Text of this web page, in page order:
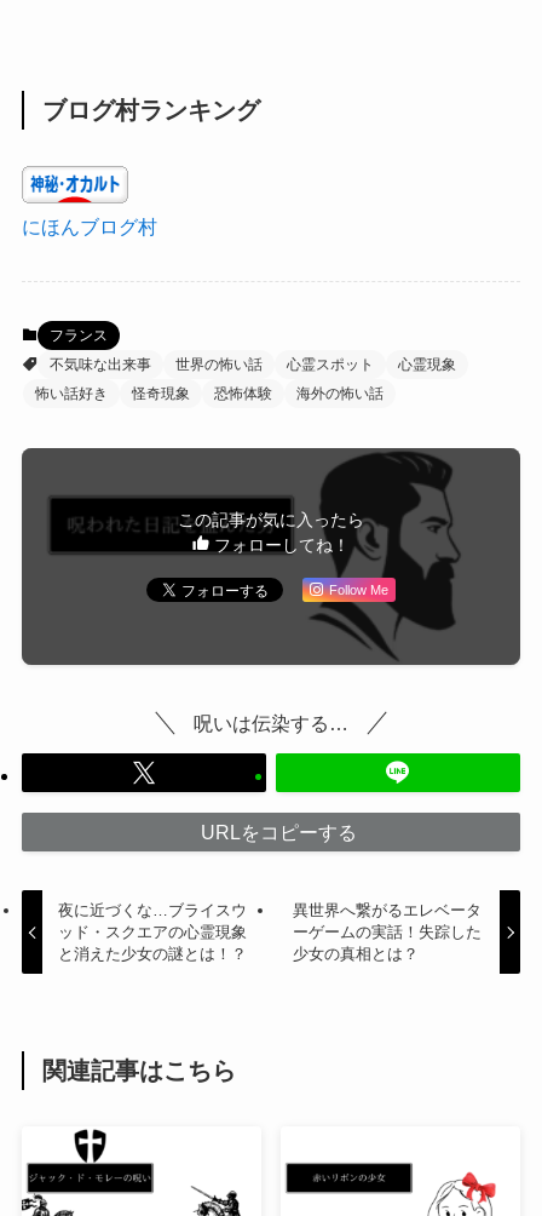
ブログ村ランキング
にほんブログ村
フランス
不気味な出来事
世界の怖い話 心霊スポット
心霊現象
怖い話好き
怪奇現象 恐怖体験 海外の怖い話
この記事が気に入ったら
フォローしてね！
Follow Me
呪いは伝染する…
URLをコピーする
夜に近づくな…ブライスウ
ッド・スクエアの心霊現象
と消えた少女の謎とは！？
異世界へ繋がるエレベータ
ーゲームの実話！失踪した
少女の真相とは？
関連記事はこちら